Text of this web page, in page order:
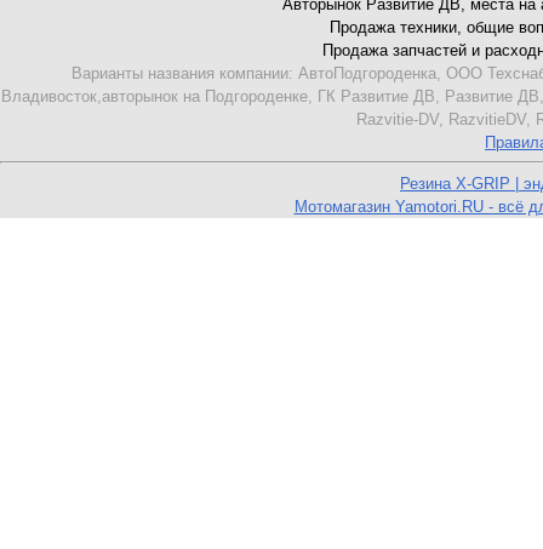
Авторынок Развитие ДВ, места на
Продажа техники, общие
Продажа запчастей и
Варианты названия компании: АвтоПодгороденка, ООО
Владивосток,авторынок на Подгороденке, ГК Развитие ДВ,
Razvitie-DV, RazvitieDV,
Резина X-GRIP |
Мотомагазин Yamotori.RU - всё